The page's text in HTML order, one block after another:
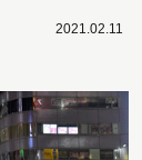
2021.02.11